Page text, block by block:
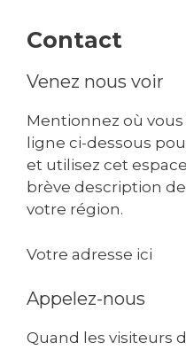
Contact
Venez nous voir
Mentionnez où vous
ligne ci-dessous
et utilisez cet
brève description
votre région.
Votre adresse ici
Appelez-nous
Quand les visiteurs